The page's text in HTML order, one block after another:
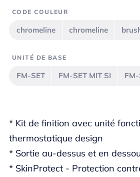
* Kit de finition avec unité
thermostatique design
* Sortie au-dessus et en
* SkinProtect - Protection
CODE COULEUR
chromeline chromeline
UNITÉ DE BASE
FM-SET FM-SET MIT SI